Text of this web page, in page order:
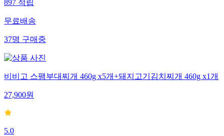
897 적립
무료배송
37명 구매중
비비고 스팸부대찌개 460g x5개+돼지고기김치찌개 460g x1개
27,900원
5.0